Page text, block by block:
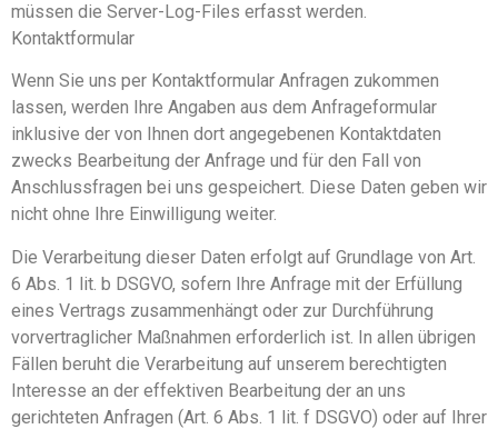
müssen die Server-Log-Files erfasst werden.
Kontaktformular
Wenn Sie uns per Kontaktformular Anfragen zukommen
lassen, werden Ihre Angaben aus dem Anfrageformular
inklusive der von Ihnen dort angegebenen Kontaktdaten
zwecks Bearbeitung der Anfrage und für den Fall von
Anschlussfragen bei uns gespeichert. Diese Daten geben wir
nicht ohne Ihre Einwilligung weiter.
Die Verarbeitung dieser Daten erfolgt auf Grundlage von Art.
6 Abs. 1 lit. b DSGVO, sofern Ihre Anfrage mit der Erfüllung
eines Vertrags zusammenhängt oder zur Durchführung
vorvertraglicher Maßnahmen erforderlich ist. In allen übrigen
Fällen beruht die Verarbeitung auf unserem berechtigten
Interesse an der effektiven Bearbeitung der an uns
gerichteten Anfragen (Art. 6 Abs. 1 lit. f DSGVO) oder auf Ihrer